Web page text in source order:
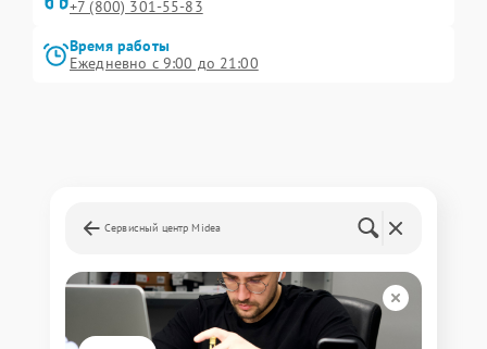
+7 (800) 301-55-83
Время работы
Ежедневно с 9:00 до 21:00
Сервисный центр Midea